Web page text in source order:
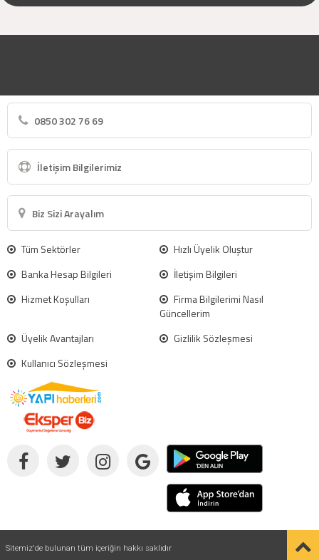
0850 302 76 69
İletişim Bilgilerimiz
Biz Sizi Arayalım
Tüm Sektörler
Hızlı Üyelik Oluştur
Banka Hesap Bilgileri
İletişim Bilgileri
Hizmet Koşulları
Firma Bilgilerimi Nasıl
Güncellerim
Üyelik Avantajları
Gizlilik Sözleşmesi
Kullanıcı Sözleşmesi
Sitemiz'de bulunan tüm içeriğin hakkı saklıdır